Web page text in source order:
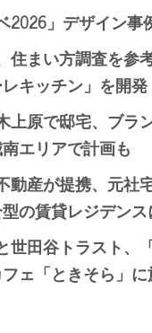
2026」デザイン事
住まい方調査を参
キッチン」を開発
上原で邸宅、ブラ
エリアで計画も
動産が提携、元社
の賃貸レジデンス
世田谷トラスト、
ェ「ときそら」